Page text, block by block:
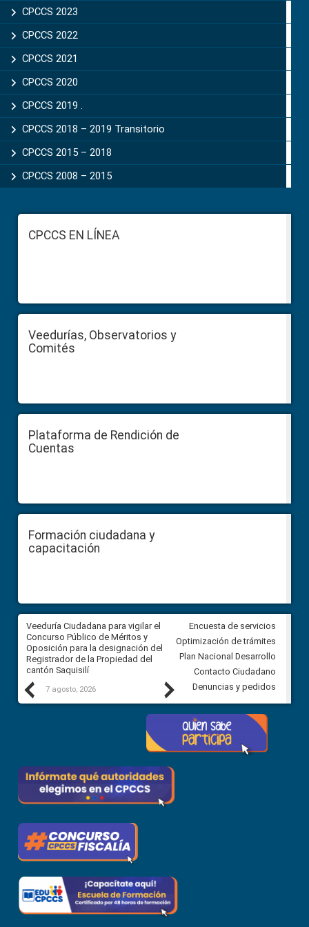
CPCCS 2023
CPCCS 2022
CPCCS 2021
CPCCS 2020
CPCCS 2019 .
CPCCS 2018 – 2019 Transitorio
CPCCS 2015 – 2018
CPCCS 2008 – 2015
FooterCPCCS EN LÍNEA
Veedurías, Observatorios y
Comités
Plataforma de Rendición de
Cuentas
Formación ciudadana y
capacitación
Previous
Veeduría Ciudadana para vigilar el
Concurso Público de Méritos y
Oposición para la designación del
Registrador de la Propiedad del
cantón Saquisilí
7 agosto, 2026
Veeduría Ciudadana para
construcción del asfaltado de
Ballenita del cantón Santa
7 agosto, 2026
Next
Encuesta de servicios
Optimización de trámites
Plan Nacional Desarrollo
Contacto Ciudadano
Denuncias y pedidos